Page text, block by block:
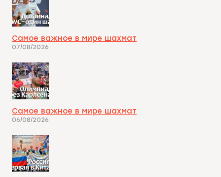
Самое важное в мире шахмат
07/08/2026
Самое важное в мире шахмат
06/08/2026